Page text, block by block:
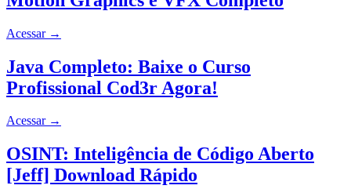
Acessar →
Java Completo: Baixe o Curso
Profissional Cod3r Agora!
Acessar →
OSINT: Inteligência de Código Aberto
[Jeff] Download Rápido